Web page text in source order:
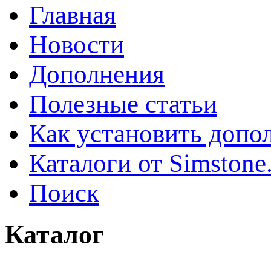
Главная
Новости
Дополнения
Полезные статьи
Как установить
Каталоги от
Поиск
Каталог